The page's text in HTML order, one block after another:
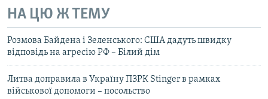
НА ЦЮ Ж ТЕМУ
Розмова Байдена і Зеленського: США дадуть швидку
відповідь на агресію РФ – Білий дім
Литва доправила в Україну ПЗРК Stinger в рамках
військової допомоги – посольство